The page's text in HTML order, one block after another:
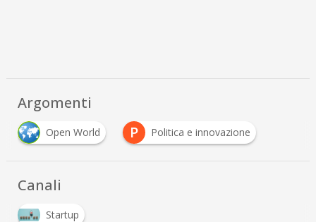
Argomenti
Open World P Politica e innovazione
Canali
Startup